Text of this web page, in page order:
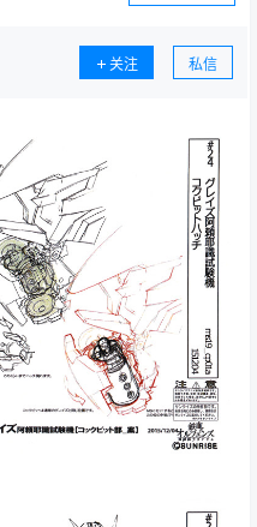
关注 私信